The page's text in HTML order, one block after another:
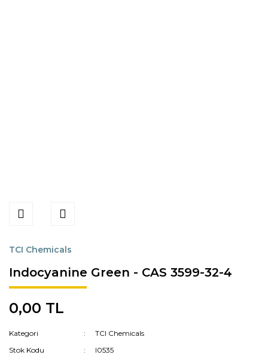
TCI Chemicals
Indocyanine Green - CAS 3599-32-4
0,00 TL
Kategori
TCI Chemicals
Stok Kodu
I0535